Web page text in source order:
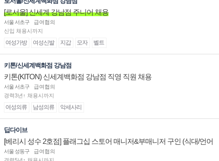
[로서울] 신세계 강남점 주니어 채용
서울 서초구
급여협의
신입 채용시까지
여성가방 여성신발 지갑 모자 벨트
키톤/신세계백화점 강남점
키톤(KITON) 신세계백화점 강남점 직영 직원 채용
서울 서초구
급여협의
경력3년↑ 채용시까지
여성의류 남성의류 악세사리
딥다이브
[베리시 성수 2호점] 플래그십 스토어 매니저&부매니저 구인 (식대/언어
수당 지급)
서울 성동구
급여협의